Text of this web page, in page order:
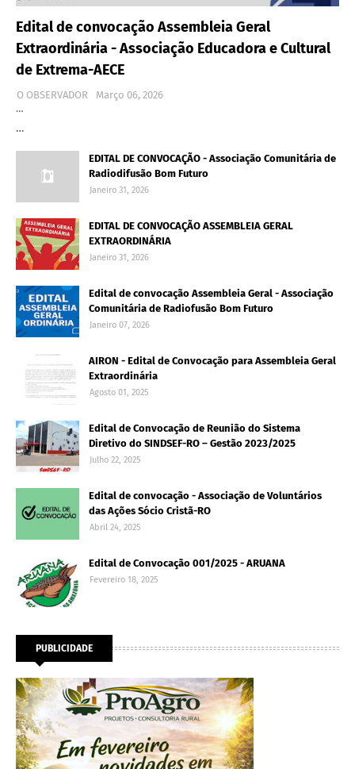
Edital de convocação Assembleia Geral
Extraordinária - Associação Educadora e Cultural
de Extrema-AECE
O OBSERVADOR
Março 06, 2026
…
…
EDITAL DE CONVOCAÇÃO - Associação Comunitária de
Radiodifusão Bom Futuro
Janeiro 31, 2026
EDITAL DE CONVOCAÇÃO ASSEMBLEIA GERAL
EXTRAORDINÁRIA
Janeiro 31, 2026
Edital de convocação Assembleia Geral - Associação
Comunitária de Radiofusão Bom Futuro
Janeiro 07, 2026
AIRON - Edital de Convocação para Assembleia Geral
Extraordinária
Agosto 01, 2025
Edital de Convocação de Reunião do Sistema
Diretivo do SINDSEF-RO – Gestão 2023/2025
Julho 22, 2025
Edital de convocação - Associação de Voluntários
das Ações Sócio Cristã-RO
Abril 24, 2025
Edital de Convocação 001/2025 - ARUANA
Fevereiro 18, 2025
PUBLICIDADE